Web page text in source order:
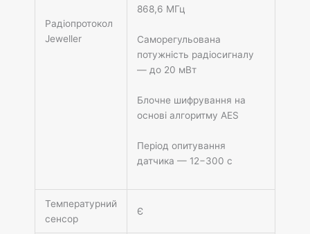
Радіопротокол
Jeweller
868,6 МГц
Саморегульована
потужність радіосигналу
— до 20 мВт
Блочне шифрування на
основі алгоритму AES
Період опитування
датчика — 12−300 с
Температурний
сенсор
Є